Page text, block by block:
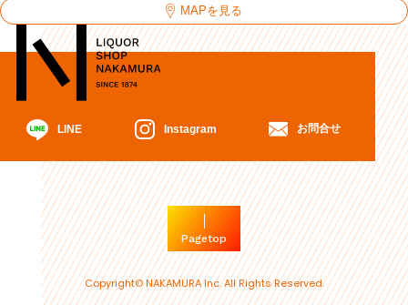
MAPを見る
LINE Instagram お問合せ
Pagetop
Copyright© NAKAMURA Inc. All Rights Reserved.